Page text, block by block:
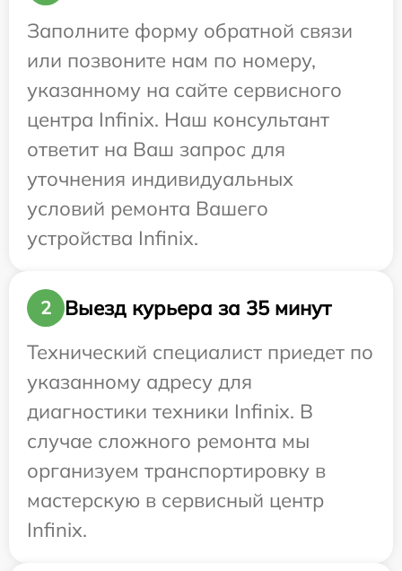
Заполните форму обратной связи
или позвоните нам по номеру,
указанному на сайте сервисного
центра Infinix. Наш консультант
ответит на Ваш запрос для
уточнения индивидуальных
условий ремонта Вашего
устройства Infinix.
2
Выезд курьера за 35 минут
Технический специалист приедет по
указанному адресу для
диагностики техники Infinix. В
случае сложного ремонта мы
организуем транспортировку в
мастерскую в сервисный центр
Infinix.